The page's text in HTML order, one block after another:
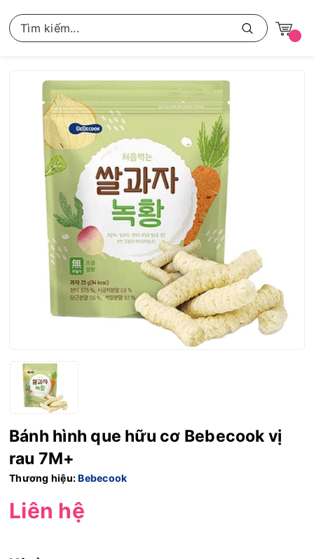
Bánh hình que hữu cơ Bebecook vị
rau 7M+
Thương hiệu:Bebecook
Liên hệ